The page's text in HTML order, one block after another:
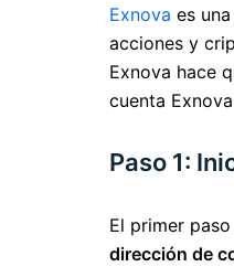
Exnova es
acciones y
Exnova hace
cuenta
Paso 1:
El primer
dirección de